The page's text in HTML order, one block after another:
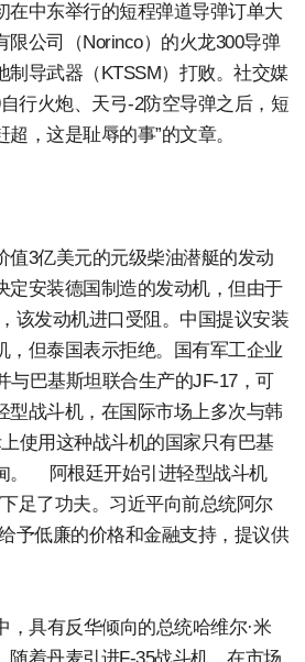
在中东举行的短程弹道导弹订单大
限公司（Norinco）的火龙300导弹
制导武器（KTSSM）打败。社交媒
行火炮、天弓-2防空导弹之后，短
，这是耻辱的事”的文章。
值3亿美元的元级柴油潜艇的发动
定安装德国制造的发动机，但由于
该发动机进口受阻。中国提议安装
，但泰国表示拒绝。国有军工企业
与巴基斯坦联合生产的JF-17，可
型战斗机，在国际市场上多次与韩
使用这种战斗机的国家只有巴基
。 阿根廷开始引进轻型战斗机
足了功夫。习近平向前总统阿尔
予低廉的价格和金融支持，提议供
，具有反华倾向的总统哈维尔·米